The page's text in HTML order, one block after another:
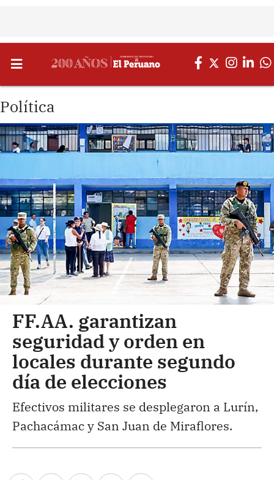
Política
FF.AA. garantizan
seguridad y orden en
locales durante segundo
día de elecciones
Efectivos militares se desplegaron a Lurín,
Pachacámac y San Juan de Miraflores.